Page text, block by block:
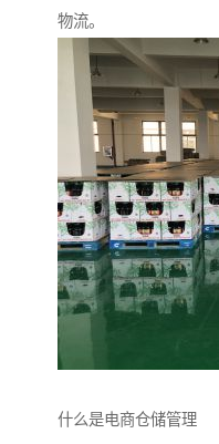
物流。
什么是电商仓储管理